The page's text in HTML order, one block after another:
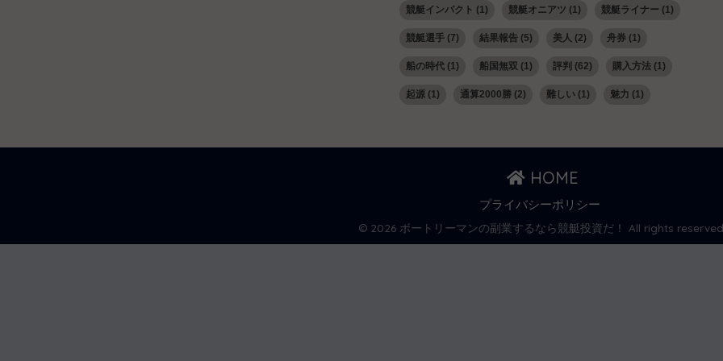
競艇インパクト (1) 競艇オニアツ (1) 競艇ライナー (1)
競艇選手 (7) 結果報告 (5) 美人 (2) 舟券 (1)
船の時代 (1) 船国無双 (1) 評判 (62) 購入方法 (1)
起源 (1) 通算2000勝 (2) 難しい (1) 魅力 (1)
HOME
プライバシーポリシー
© 2026 ボートリーマンの副業するなら競艇投資だ！ All rights